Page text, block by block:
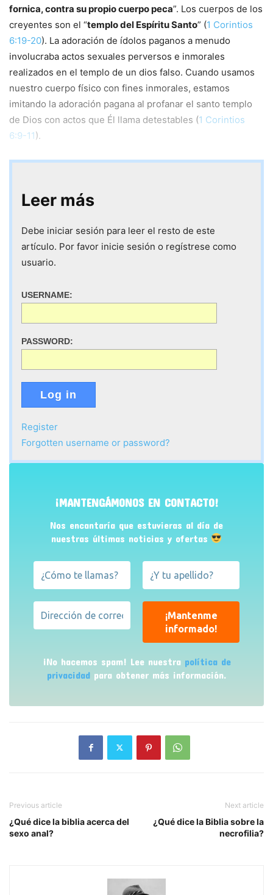
fornica, contra su propio cuerpo peca”. Los cuerpos de los
creyentes son el “templo del Espíritu Santo” (1 Corintios
6:19-20). La adoración de ídolos paganos a menudo
involucraba actos sexuales perversos e inmorales
realizados en el templo de un dios falso. Cuando usamos
nuestro cuerpo físico con fines inmorales, estamos
imitando la adoración pagana al profanar el santo templo
de Dios con actos que Él llama detestables (1 Corintios
6:9-11).
Leer más
Debe iniciar sesión para leer el resto de este
artículo. Por favor inicie sesión o regístrese como
usuario.
USERNAME:
PASSWORD:
Log in
Register
Forgotten username or password?
¡MANTENGÁMONOS EN CONTACTO!
Nos encantaría que estuvieras al día de
nuestras últimas noticias y ofertas
¡No hacemos spam! Lee nuestra política de
privacidad para obtener más información.
Previous article
¿Qué dice la biblia acerca del
sexo anal?
Next article
¿Qué dice la Biblia sobre la
necrofilia?